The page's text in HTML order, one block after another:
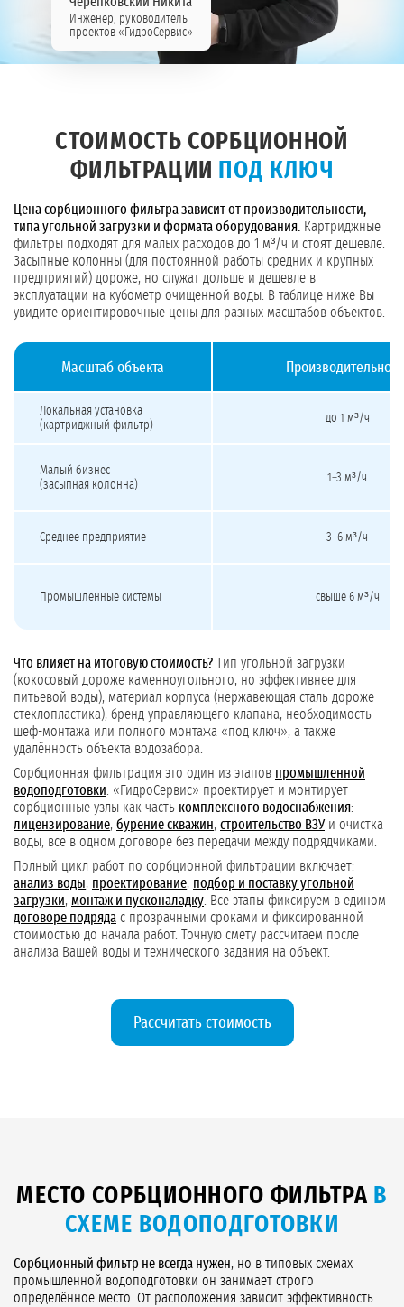
Инженер, руководитель
проектов «ГидроСервис»
СТОИМОСТЬ СОРБЦИОННОЙ
ФИЛЬТРАЦИИ ПОД КЛЮЧ
Цена сорбционного фильтра зависит от производительности,
типа угольной загрузки и формата оборудования. Картриджные
фильтры подходят для малых расходов до 1 м³/ч и стоят дешевле.
Засыпные колонны (для постоянной работы средних и крупных
предприятий) дороже, но служат дольше и дешевле в
эксплуатации на кубометр очищенной воды. В таблице ниже Вы
увидите ориентировочные цены для разных масштабов объектов.
Масштаб объекта
Локальная установка
(картриджный фильтр)
до 1 м³/ч
Малый бизнес
(засыпная колонна)
1–3 м³/ч
Среднее предприятие 3–6 м³/ч
Промышленные системы свыше 6 м³/ч
Что влияет на итоговую стоимость? Тип угольной загрузки
(кокосовый дороже каменноугольного, но эффективнее для
питьевой воды), материал корпуса (нержавеющая сталь дороже
стеклопластика), бренд управляющего клапана, необходимость
шеф-монтажа или полного монтажа «под ключ», а также
удалённость объекта водозабора.
Сорбционная фильтрация это один из этапов промышленной
водоподготовки . «ГидроСервис» проектирует и монтирует
сорбционные узлы как часть комплексного водоснабжения:
лицензирование, бурение скважин, строительство ВЗУи очистка
воды, всё в одном договоре без передачи между подрядчиками.
Полный цикл работ по сорбционной фильтрации включает:
анализ воды, проектирование, подбор и поставку угольной
загрузки, монтаж и пусконаладку . Все этапы фиксируем в едином
договоре подряда с прозрачными сроками и фиксированной
стоимостью до начала работ. Точную смету рассчитаем после
анализа Вашей воды и технического задания на объект.
Рассчитать стоимость
МЕСТО СОРБЦИОННОГО ФИЛЬТРА В
СХЕМЕ ВОДОПОДГОТОВКИ
Сорбционный фильтр не всегда нужен, но в типовых схемах
промышленной водоподготовки он занимает строго
определённое место. От расположения зависит эффективность